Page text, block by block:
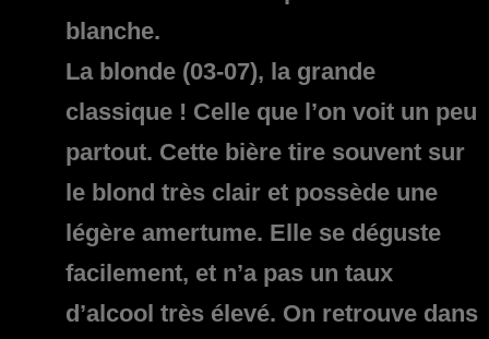
blanche.
La blonde (03-07), la grande
classique ! Celle que l’on voit un peu
partout. Cette bière tire souvent sur
le blond très clair et possède une
légère amertume. Elle se déguste
facilement, et n’a pas un taux
d’alcool très élevé. On retrouve dans